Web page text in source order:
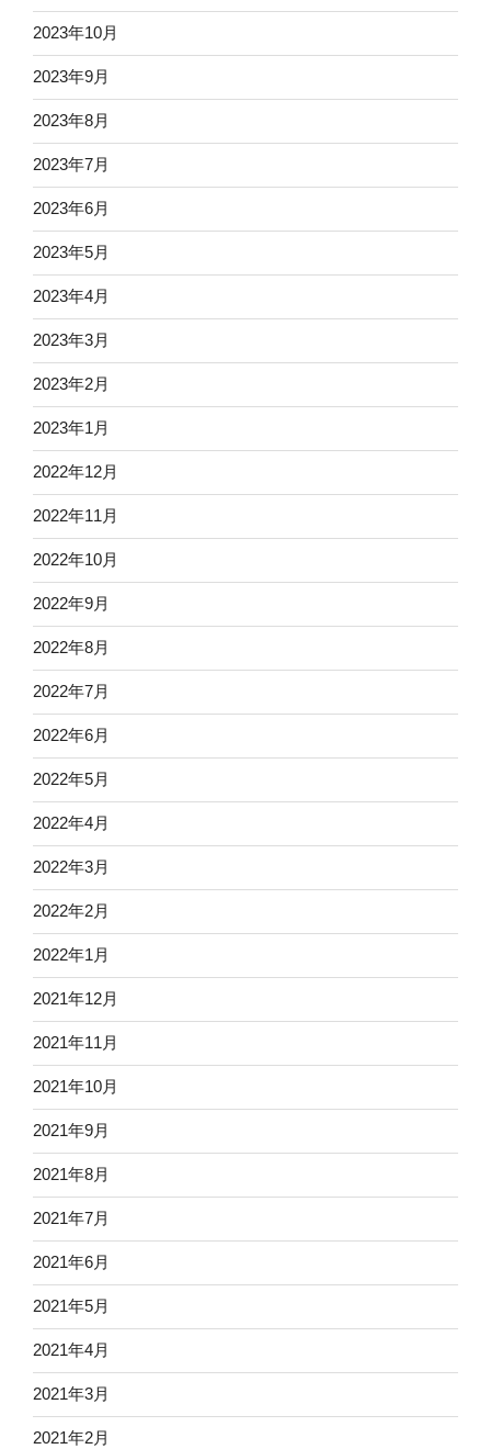
2023年10月
2023年9月
2023年8月
2023年7月
2023年6月
2023年5月
2023年4月
2023年3月
2023年2月
2023年1月
2022年12月
2022年11月
2022年10月
2022年9月
2022年8月
2022年7月
2022年6月
2022年5月
2022年4月
2022年3月
2022年2月
2022年1月
2021年12月
2021年11月
2021年10月
2021年9月
2021年8月
2021年7月
2021年6月
2021年5月
2021年4月
2021年3月
2021年2月